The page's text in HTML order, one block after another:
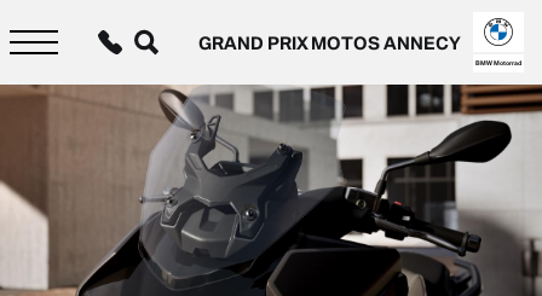
contenu
GRAND PRIX MOTOS ANNECY
BMW Motorrad